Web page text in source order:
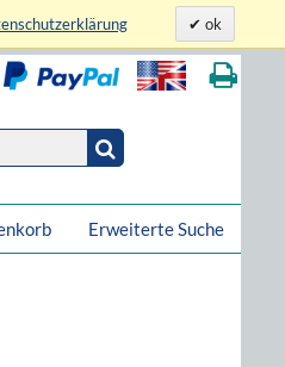
ok
Erweiterte Suche